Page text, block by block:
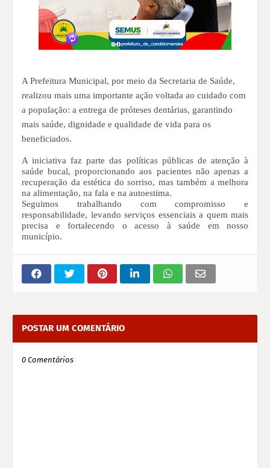
A Prefeitura Municipal, por meio da Secretaria de Saúde,
realizou mais uma importante ação voltada ao cuidado com
a população: a entrega de próteses dentárias, garantindo
mais saúde, dignidade e qualidade de vida para os
beneficiados.
A iniciativa faz parte das políticas públicas de atenção à
saúde bucal, proporcionando aos pacientes não apenas a
recuperação da estética do sorriso, mas também a melhora
na alimentação, na fala e na autoestima.
Seguimos trabalhando com compromisso e
responsabilidade, levando serviços essenciais a quem mais
precisa e fortalecendo o acesso à saúde em nosso
município.
POSTAR UM COMENTÁRIO
0 Comentários